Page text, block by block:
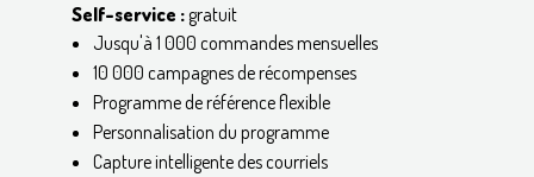
Self-service : gratuit
Jusqu'à 1 000 commandes mensuelles
10 000 campagnes de récompenses
Programme de référence flexible
Personnalisation du programme
Capture intelligente des courriels